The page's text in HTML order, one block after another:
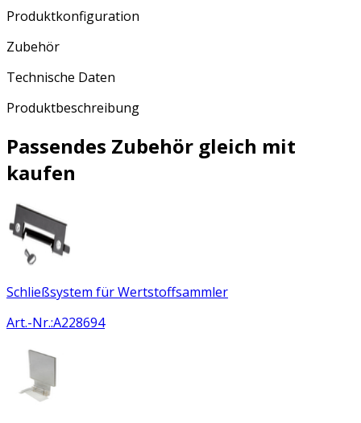
Produktkonfiguration
Zubehör
Technische Daten
Produktbeschreibung
Passendes Zubehör gleich mit
kaufen
Schließsystem für Wertstoffsammler
Art.-Nr.:A228694